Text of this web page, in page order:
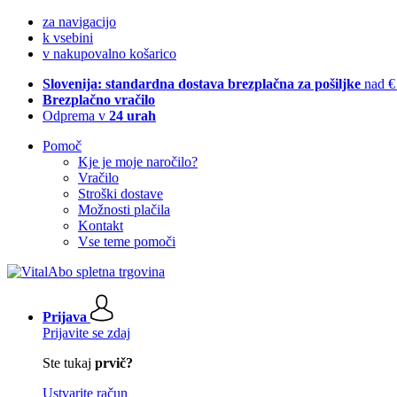
za navigacijo
k vsebini
v nakupovalno košarico
Slovenija: standardna dostava brezplačna za pošiljke nad
Brezplačno vračilo
Odprema v 24 urah
Pomoč
Kje je moje naročilo?
Vračilo
Stroški dostave
Možnosti plačila
Kontakt
Vse teme pomoči
Prijava
Prijavite se zdaj
Ste tukaj prvič?
Ustvarite račun